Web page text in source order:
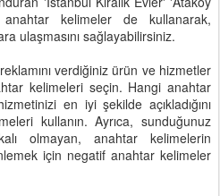
kelimeler de kullanarak,
ulaşmasını sağlayabilirsiniz.
verdiğiniz ürün ve hizmetler
kelimeleri seçin. Hangi anahtar
en iyi şekilde açıkladığını
kullanın. Ayrıca, sunduğunuz
olmayan, anahtar kelimelerin
için negatif anahtar kelimeler